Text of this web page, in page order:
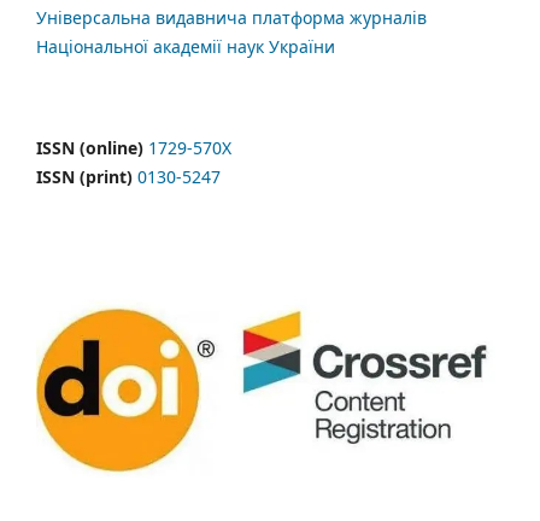
Універсальна видавнича платформа журналів
Національної академії наук України
ISSN (online) 1729-570X
ISSN (print) 0130-5247